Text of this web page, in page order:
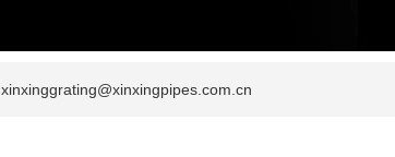
xinxinggrating@xinxingpipes.com.cn